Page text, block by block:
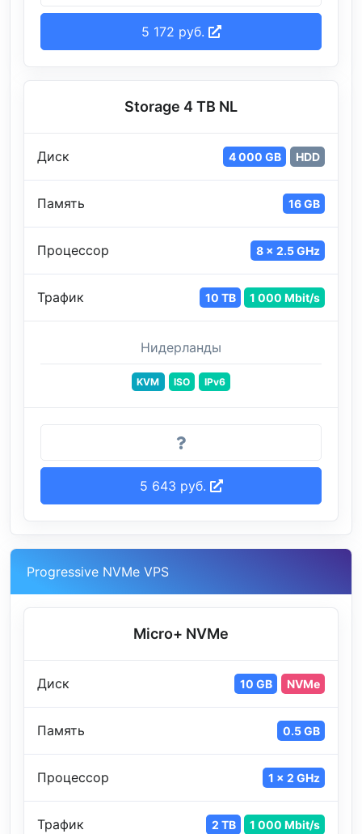
5 172 руб.
Storage 4 TB NL
Диск 4 000 GB HDD
Память 16 GB
Процессор 8 x 2.5 GHz
Трафик 10 TB 1 000 Mbit/s
Нидерланды
KVM ISO IPv6
5 643 руб.
Progressive NVMe VPS
Micro+ NVMe
Диск 10 GB NVMe
Память 0.5 GB
Процессор 1 x 2 GHz
Трафик 2 TB 1 000 Mbit/s